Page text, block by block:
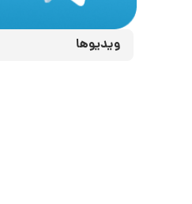
ویدیوها